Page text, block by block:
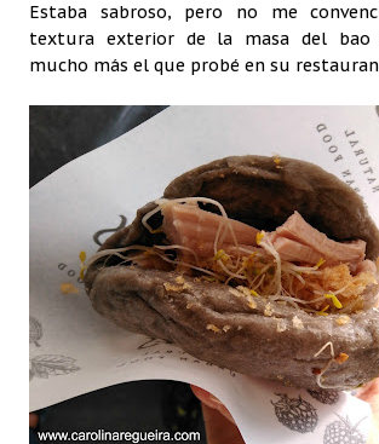
Estaba sabroso, pero no me
textura exterior de la masa del bao
mucho más el que probé en su